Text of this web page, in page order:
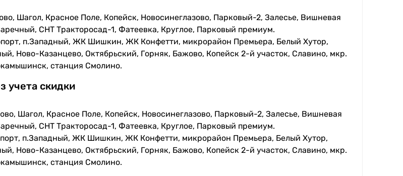
Шагол, Красное Поле, Копейск, Новосинеглазово, Парковый-2, Залесье, Вишневая
СНТ Тракторосад-1, Фатеевка, Круглое, Парковый премиум.
п.Западный, ЖК Шишкин, ЖК Конфетти, микрорайон Премьера, Белый Хутор,
Ново-Казанцево, Октябрьский, Горняк, Бажово, Копейск 2-й участок, Славино, мкр.
станция Смолино.
учета скидки
Шагол, Красное Поле, Копейск, Новосинеглазово, Парковый-2, Залесье, Вишневая
СНТ Тракторосад-1, Фатеевка, Круглое, Парковый премиум.
п.Западный, ЖК Шишкин, ЖК Конфетти, микрорайон Премьера, Белый Хутор,
Ново-Казанцево, Октябрьский, Горняк, Бажово, Копейск 2-й участок, Славино, мкр.
станция Смолино.